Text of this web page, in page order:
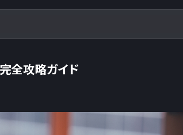
全攻略ガイド